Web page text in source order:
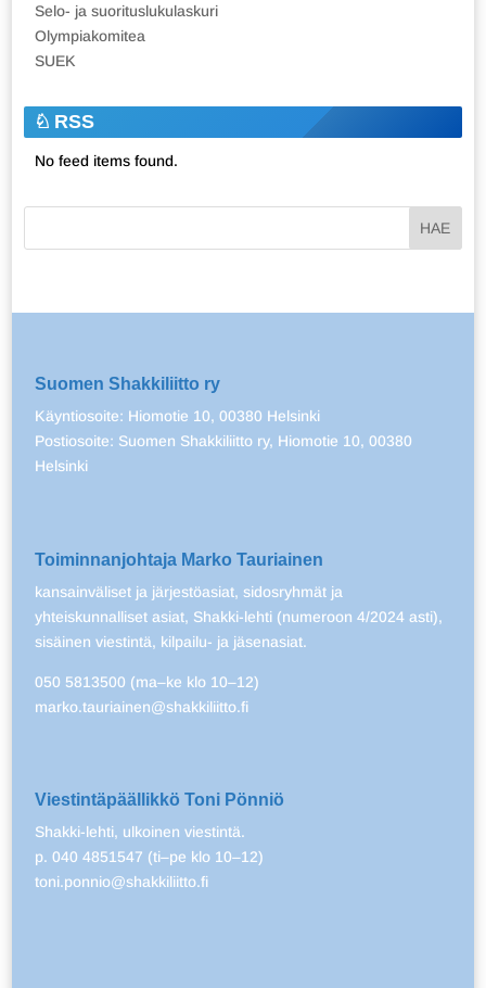
Selo- ja suorituslukulaskuri
Olympiakomitea
SUEK
RSS
No feed items found.
Suomen Shakkiliitto ry
Käyntiosoite: Hiomotie 10, 00380 Helsinki
Postiosoite: Suomen Shakkiliitto ry, Hiomotie 10, 00380
Helsinki
Toiminnanjohtaja Marko Tauriainen
kansainväliset ja järjestöasiat, sidosryhmät ja
yhteiskunnalliset asiat, Shakki-lehti (numeroon 4/2024 asti),
sisäinen viestintä, kilpailu- ja jäsenasiat.
050 5813500 (ma–ke klo 10–12)
marko.tauriainen@shakkiliitto.fi
Viestintäpäällikkö Toni Pönniö
Shakki-lehti, ulkoinen viestintä.
p. 040 4851547 (ti–pe klo 10–12)
toni.ponnio@shakkiliitto.fi